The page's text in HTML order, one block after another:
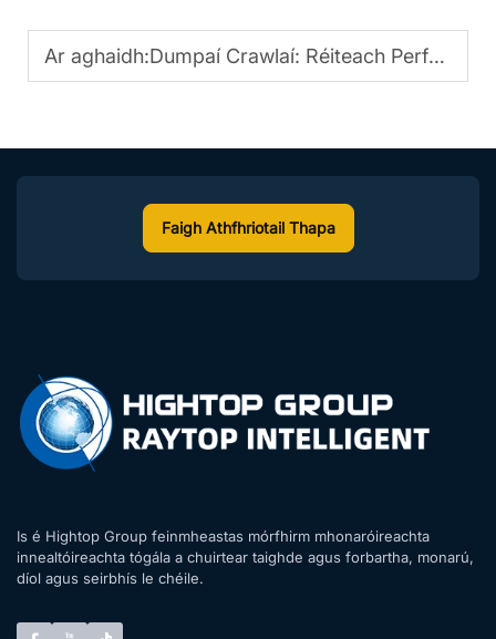
Ar aghaidh:Dumpaí Crawlaí: Réiteach Perfacht do Iompar Cóiríoch
Faigh Athfhriotail Thapa
Is é Hightop Group feinmheastas mórfhirm mhonaróireachta
innealtóireachta tógála a chuirtear taighde agus forbartha, monarú,
díol agus seirbhís le chéile.